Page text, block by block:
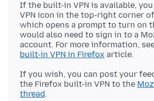
If the built-in VPN is available,
VPN icon in the top-right corner
which opens a prompt to turn on
would also need to sign in to a
account. For more information,
built-in VPN in Firefox
If you wish, you can post your
the Firefox built-in VPN to the
thread